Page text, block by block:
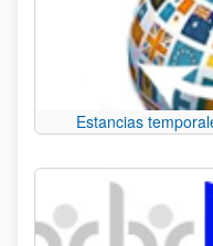
Estancias